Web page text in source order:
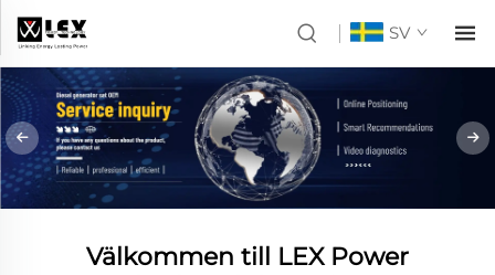
SV
Välkommen till LEX Power